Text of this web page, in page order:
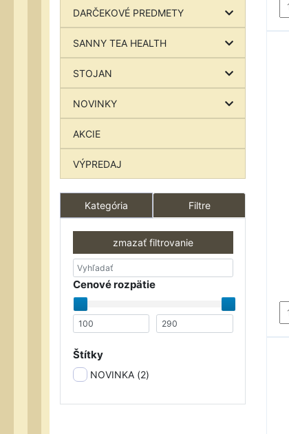
DARČEKOVÉ PREDMETY
SANNY TEA HEALTH
STOJAN
NOVINKY
AKCIE
VÝPREDAJ
Kategória Filtre
zmazať filtrovanie
Cenové rozpätie
Štítky
NOVINKA (2)